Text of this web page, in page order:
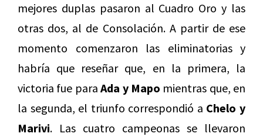
mejores duplas pasaron al Cuadro Oro y las
otras dos, al de Consolación. A partir de ese
momento comenzaron las eliminatorias y
habría que reseñar que, en la primera, la
victoria fue paraAda y Mapo mientras que, en
la segunda, el triunfo correspondió a Chelo y
Marivi. Las cuatro campeonas se llevaron